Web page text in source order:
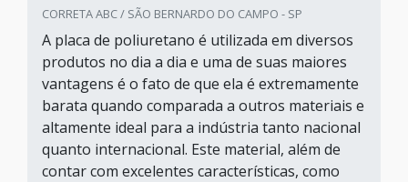
CORRETA ABC / SÃO BERNARDO DO CAMPO - SP
A placa de poliuretano é utilizada em diversos
produtos no dia a dia e uma de suas maiores
vantagens é o fato de que ela é extremamente
barata quando comparada a outros materiais e
altamente ideal para a indústria tanto nacional
quanto internacional. Este material, além de
contar com excelentes características, como